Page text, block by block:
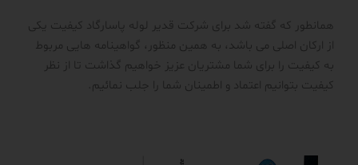
همانطور که گفته شد برای شرکت قدیر لوله پاسارگاد کیفیت یکی
از ارکان اصلی می باشد، به همین منظور، گواهینامه هایی مربوط
به کیفیت را برای شما مشتریان عزیز خواهیم گذاشت تا از نظر
کیفیت بتوانیم اعتماد و اطمینان شما را جلب نمائیم.